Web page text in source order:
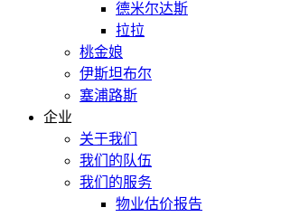
德米尔达斯
拉拉
桃金娘
伊斯坦布尔
塞浦路斯
企业
关于我们
我们的队伍
我们的服务
物业估价报告